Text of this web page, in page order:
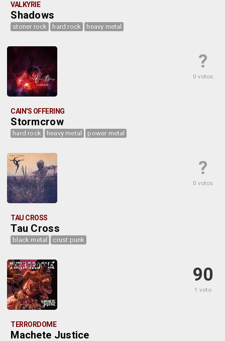
VALKYRIE
Shadows
stoner rock hard rock heavy metal
?
0 votos
CAIN'S OFFERING
Stormcrow
hard rock heavy metal power metal
?
0 votos
TAU CROSS
Tau Cross
black metal crust punk
90
1 voto
TERRORDOME
Machete Justice